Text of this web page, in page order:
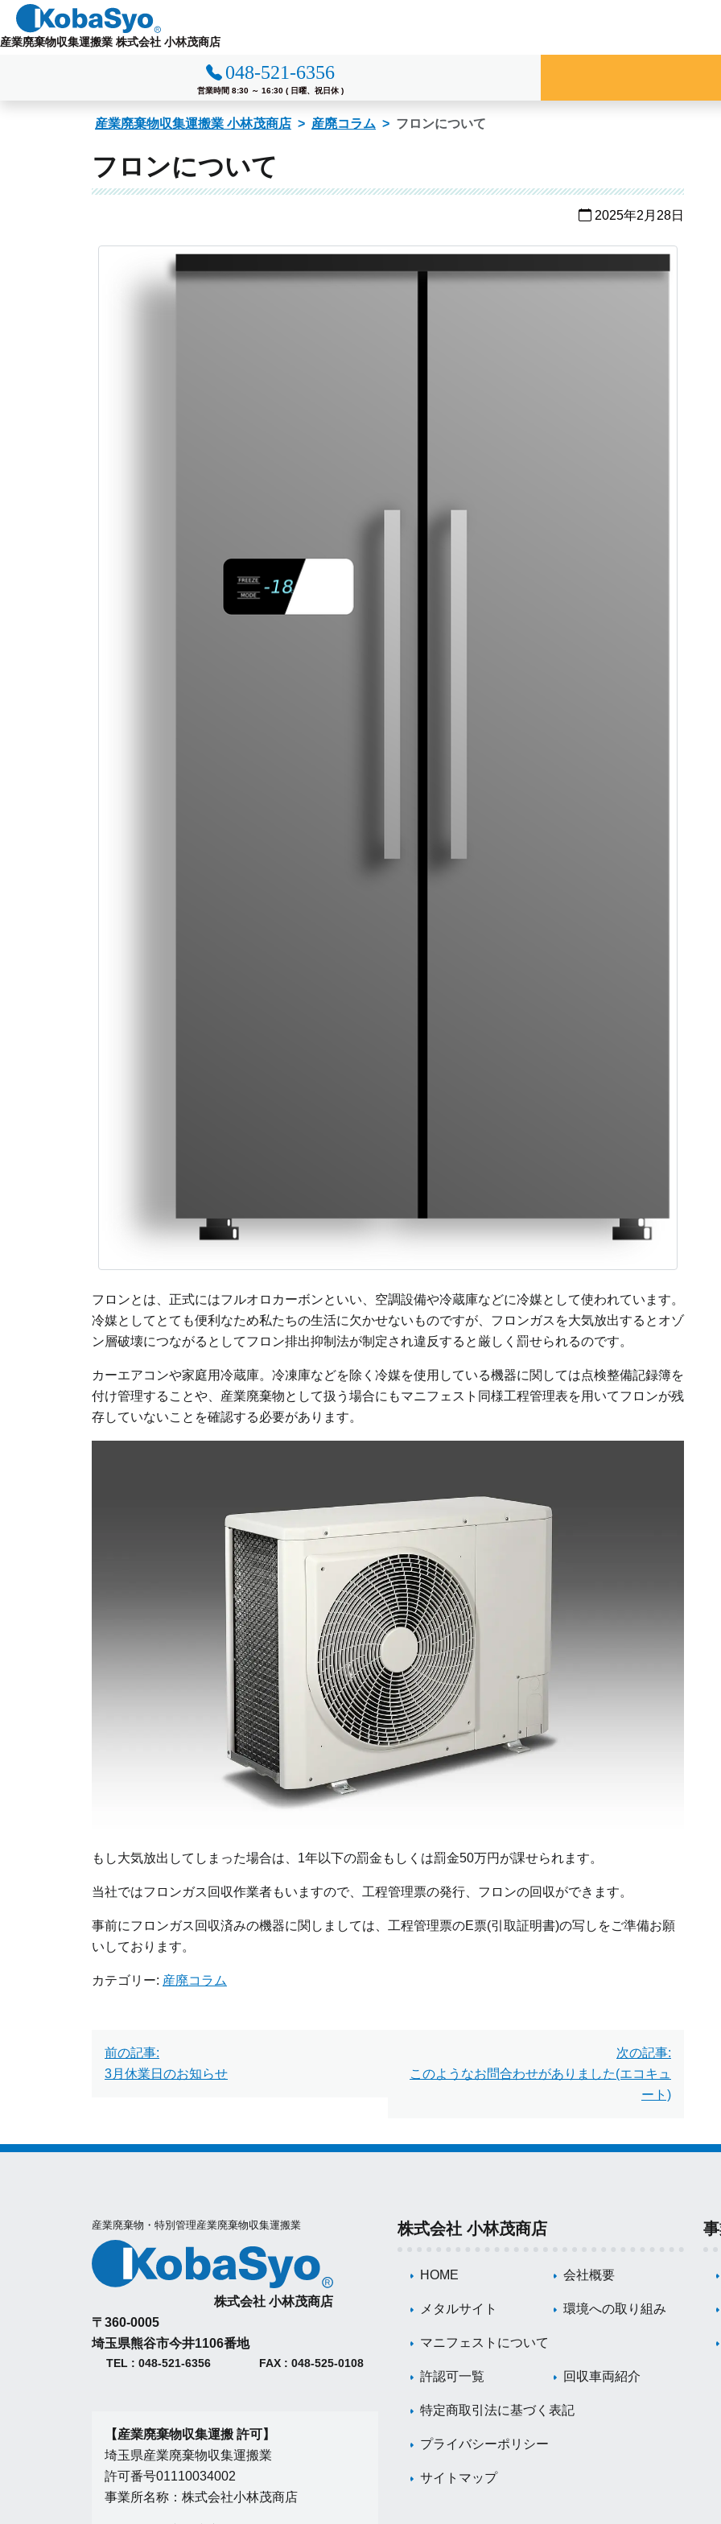
テ
産業廃棄物収集運搬業 株式会社 小林茂商店
048-521-6356
営業時間 8:30 ～ 16:30 ( 日曜、祝日休 )
産業廃棄物収集運搬業 小林茂商店 産廃コラム フロンについて
フロンについて
2025年2月28日
フロンとは、正式にはフルオロカーボンといい、空調設備や冷蔵庫などに冷媒として使われています。
冷媒としてとても便利なため私たちの生活に欠かせないものですが、フロンガスを大気放出するとオゾ
ン層破壊につながるとしてフロン排出抑制法が制定され違反すると厳しく罰せられるのです。
カーエアコンや家庭用冷蔵庫。冷凍庫などを除く冷媒を使用している機器に関しては点検整備記録簿を
付け管理することや、産業廃棄物として扱う場合にもマニフェスト同様工程管理表を用いてフロンが残
存していないことを確認する必要があります。
もし大気放出してしまった場合は、1年以下の罰金もしくは罰金50万円が課せられます。
当社ではフロンガス回収作業者もいますので、工程管理票の発行、フロンの回収ができます。
事前にフロンガス回収済みの機器に関しましては、工程管理票のE票(引取証明書)の写しをご準備お願
いしております。
カテゴリー: 産廃コラム
稿
ビ
ー
シ
ン
前の記事:
3月休業日のお知らせ
次の記事:
このようなお問合わせがありました(エコキュ
ート)
株式会社 小林茂商店
HOME 会社概要
メタルサイト 環境への取り組み
マニフェストについて
許認可一覧 回収車両紹介
特定商取引法に基づく表記
プライバシーポリシー
サイトマップ
産業廃棄物・特別管理産業廃棄物収集運搬業
株式会社 小林茂商店
〒360-0005
埼玉県熊谷市今井1106番地
TEL : 048-521-6356 FAX : 048-525-0108
【産業廃棄物収集運搬 許可】
埼玉県産業廃棄物収集運搬業
許可番号01110034002
事業所名称：株式会社小林茂商店